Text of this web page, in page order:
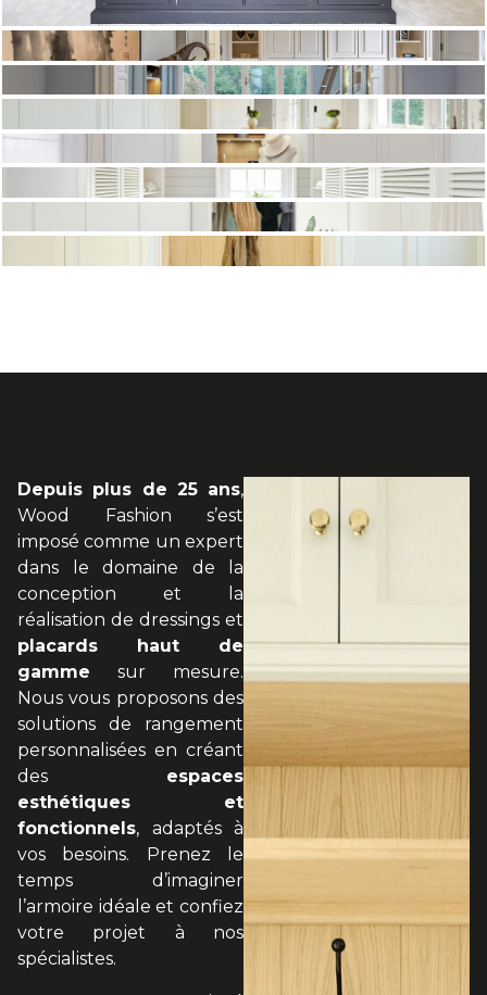
Depuis plus de 25 ans,
Wood Fashion s’est
imposé comme un expert
dans le domaine de la
conception et la
réalisation de dressings et
placards haut de
gamme sur mesure.
Nous vous proposons des
solutions de rangement
personnalisées en créant
des espaces
esthétiques et
fonctionnels, adaptés à
vos besoins. Prenez le
temps d’imaginer
l’armoire idéale et confiez
votre projet à nos
spécialistes.